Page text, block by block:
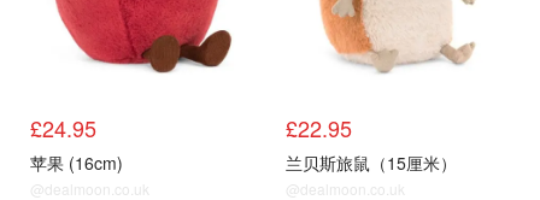
£24.95
苹果 (16cm)
@dealmoon.co.uk
£22.95
兰贝斯旅鼠（15厘米）
@dealmoon.co.uk